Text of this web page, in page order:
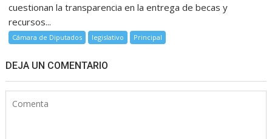
cuestionan la transparencia en la entrega de becas y
recursos...
Cámara de Diputados legislativo Principal
DEJA UN COMENTARIO